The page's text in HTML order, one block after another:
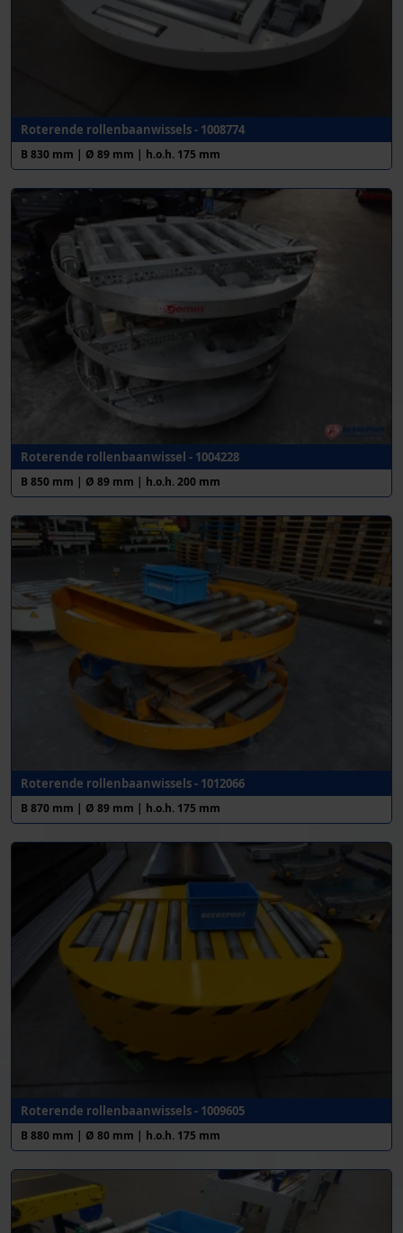
Roterende rollenbaanwissels - 1008774
B 830 mm | Ø 89 mm | h.o.h. 175 mm
Roterende rollenbaanwissel - 1004228
B 850 mm | Ø 89 mm | h.o.h. 200 mm
Roterende rollenbaanwissels - 1012066
B 870 mm | Ø 89 mm | h.o.h. 175 mm
Roterende rollenbaanwissels - 1009605
B 880 mm | Ø 80 mm | h.o.h. 175 mm